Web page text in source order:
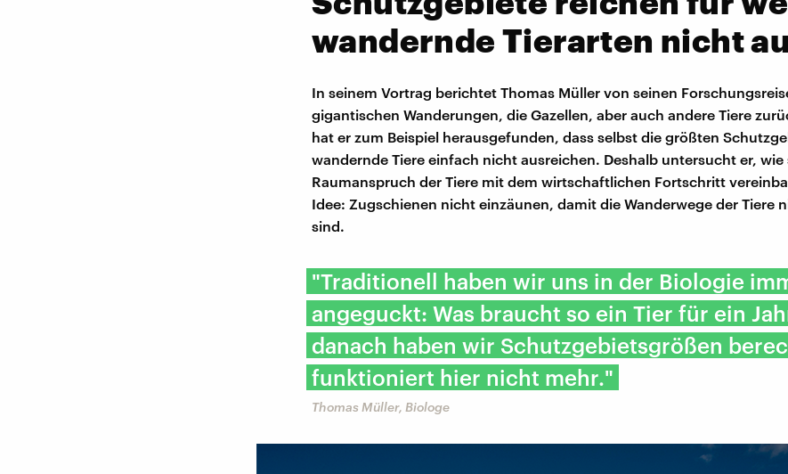
wandernde Tierarten nicht
In seinem Vortrag berichtet Thomas Müller von seinen
gigantischen Wanderungen, die Gazellen, aber auch andere Tiere
hat er zum Beispiel herausgefunden, dass selbst die größten
wandernde Tiere einfach nicht ausreichen. Deshalb untersucht er, wie
Raumanspruch der Tiere mit dem wirtschaftlichen Fortschritt
Idee: Zugschienen nicht einzäunen, damit die Wanderwege der Tiere
sind.
"Traditionell haben wir uns in der Biologie
angeguckt: Was braucht so ein Tier für ein
danach haben wir Schutzgebietsgrößen
funktioniert hier nicht mehr."
Thomas Müller, Biologe